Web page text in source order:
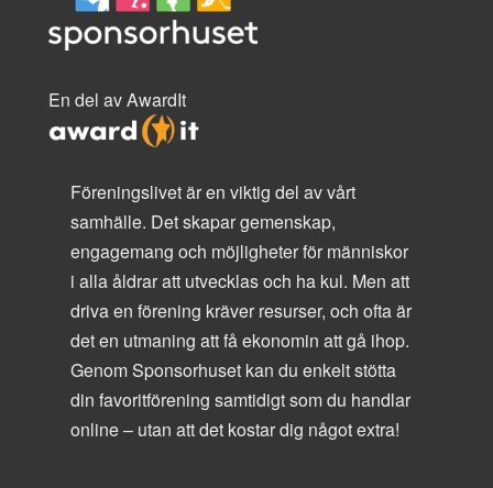
En del av AwardIt
Föreningslivet är en viktig del av vårt
samhälle. Det skapar gemenskap,
engagemang och möjligheter för människor
i alla åldrar att utvecklas och ha kul. Men att
driva en förening kräver resurser, och ofta är
det en utmaning att få ekonomin att gå ihop.
Genom Sponsorhuset kan du enkelt stötta
din favoritförening samtidigt som du handlar
online – utan att det kostar dig något extra!